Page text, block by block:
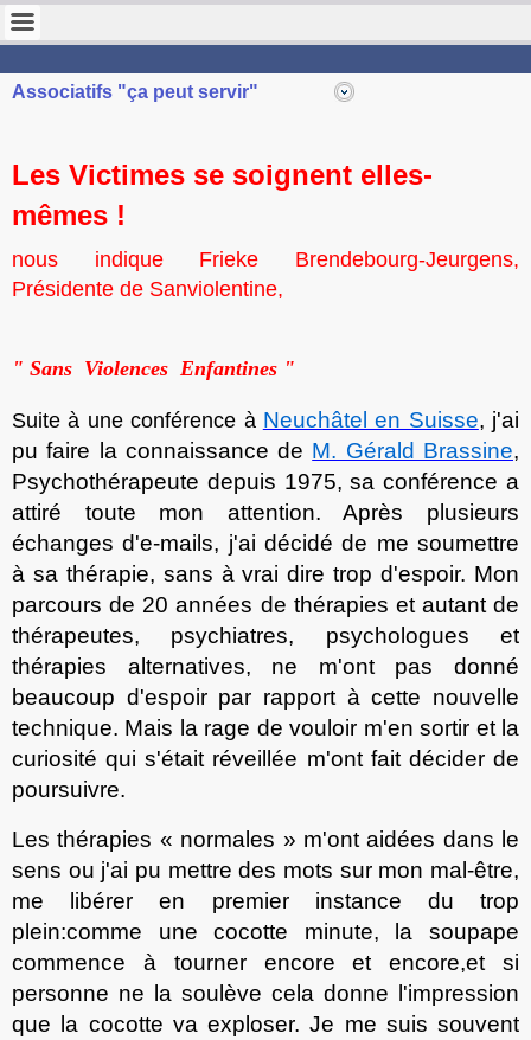
Associatifs "ça peut servir"
Les Victimes se soignent elles-
mêmes !
nous indique Frieke Brendebourg-Jeurgens,
Présidente de Sanviolentine,
" Sans Violences Enfantines "
Suite à une conférence à Neuchâtel en Suisse, j'ai
pu faire la connaissance de M. Gérald Brassine,
Psychothérapeute depuis 1975, sa conférence a
attiré toute mon attention. Après plusieurs
échanges d'e-mails, j'ai décidé de me soumettre
à sa thérapie, sans à vrai dire trop d'espoir. Mon
parcours de 20 années de thérapies et autant de
thérapeutes, psychiatres, psychologues et
thérapies alternatives, ne m'ont pas donné
beaucoup d'espoir par rapport à cette nouvelle
technique. Mais la rage de vouloir m'en sortir et la
curiosité qui s'était réveillée m'ont fait déciderde
poursuivre.
Les thérapies « normales » m'ont aidées dans le
sens ou j'ai pu mettre des mots sur mon mal-être,
me libérer en premier instance du trop
plein:comme une cocotte minute, la soupape
commence à tourner encore et encore,et si
personne ne la soulève cela donne l'impression
que la cocotte va exploser. Je me suis souvent